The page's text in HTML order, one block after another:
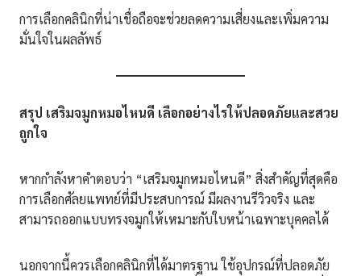
การเลือกคลินิกที่น่าเชื่อถือจะช่วยลดความเสี่ยงและเพิ่มความ
มั่นใจในผลลัพธ์
สรุป เสริมจมูกหมอไหนดี เลือกอย่างไรให้ปลอดภัยและสวย
ถูกใจ
หากกำลังหาคำตอบว่า “เสริมจมูกหมอไหนดี” สิ่งสำคัญที่สุดคือ
การเลือกศัลยแพทย์ที่มีประสบการณ์ มีผลงานรีวิวจริง และ
สามารถออกแบบทรงจมูกให้เหมาะกับใบหน้าเฉพาะบุคคลได้
นอกจากนี้ควรเลือกคลินิกที่ได้มาตรฐาน ใช้อุปกรณ์ที่ปลอดภัย